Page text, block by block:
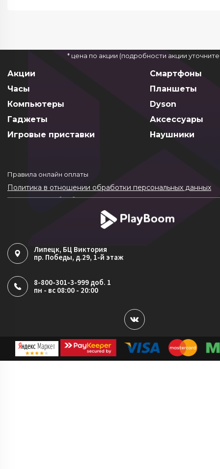
* цена по акции (подробности акции
Акции
Смартфоны
Часы
Планшеты
Компьютеры
Dyson
Гаджеты
Аксессуары
Игровые приставки
Наушники
Правила онлайн оплаты
Политика в отношении обработки персональных данных
Согласие на обработку ПДн
Политика обработки файлов cookie
Липецк, БЦ Виктория
пр. Победы, д.29, 1-й этаж
8-800-301-3-999 доб. 1
пн - вс 08:00 - 20:00